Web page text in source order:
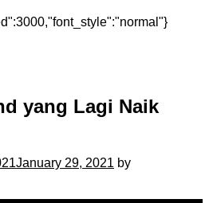
yang Lagi Naik
January 29, 2021 by